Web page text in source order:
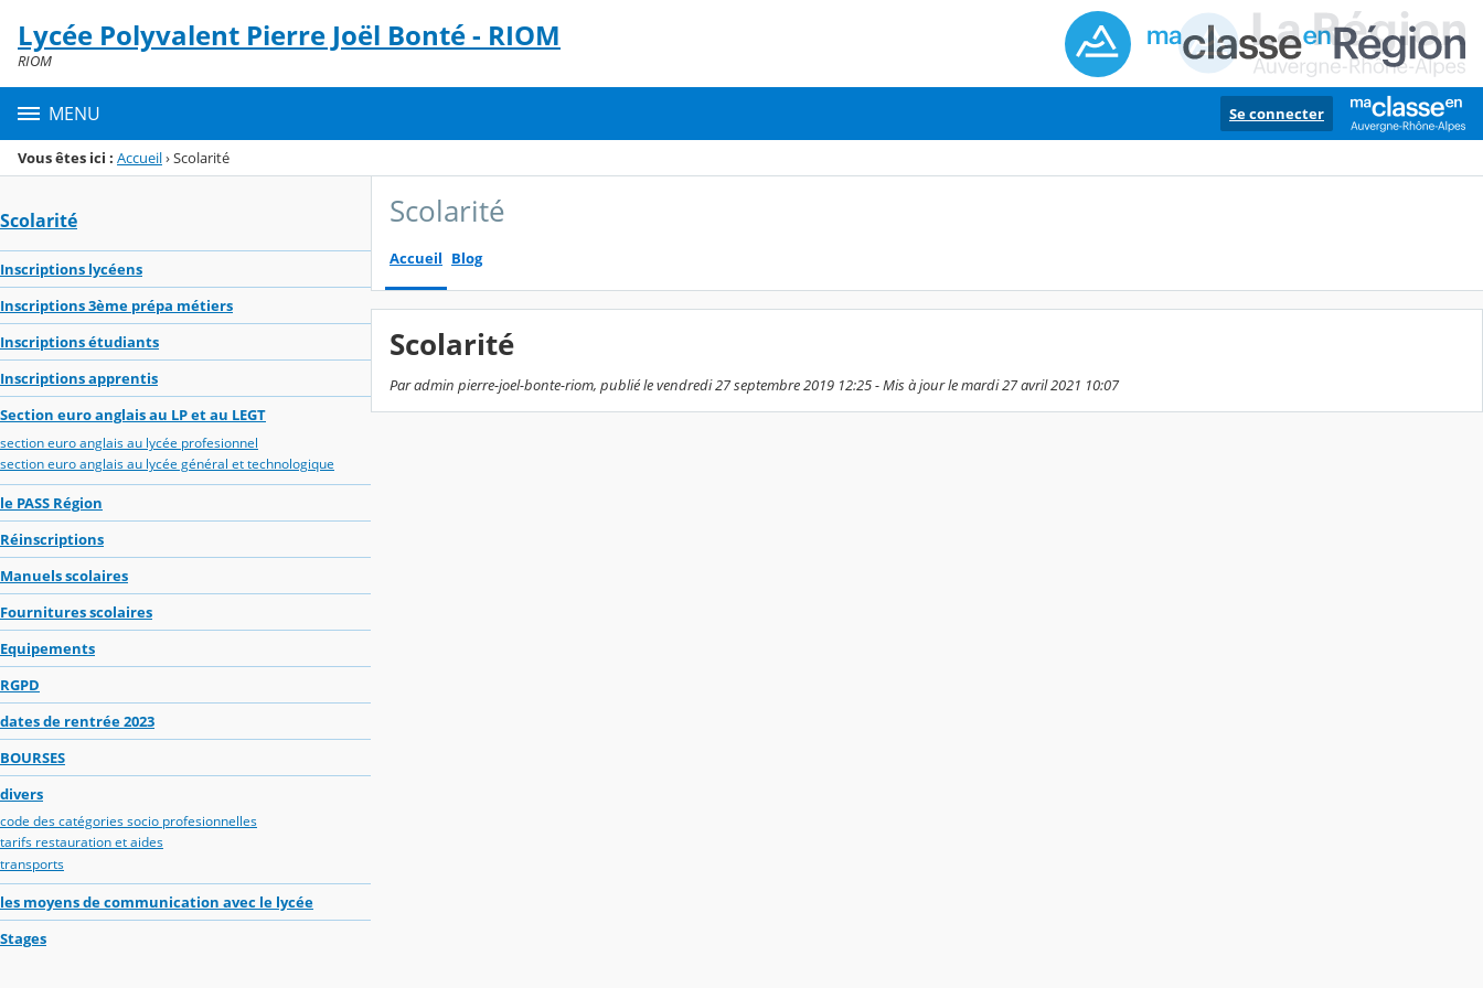
Menu de la rubrique
Contenu
Lycée Polyvalent Pierre Joël Bonté - RIOM
RIOM
MENU Se connecter
Vous êtes ici : Accueil›Scolarité
Scolarité
Inscriptions lycéens
Inscriptions 3ème prépa métiers
Inscriptions étudiants
Inscriptions apprentis
Section euro anglais au LP et au LEGT
section euro anglais au lycée profesionnel
section euro anglais au lycée général et technologique
le PASS Région
Réinscriptions
Manuels scolaires
Fournitures scolaires
Equipements
RGPD
dates de rentrée 2023
BOURSES
divers
code des catégories socio profesionnelles
tarifs restauration et aides
transports
les moyens de communication avec le lycée
Stages
Scolarité
Accueil Blog
Scolarité
Par admin pierre-joel-bonte-riom, publié le vendredi 27 septembre 2019 12:25 - Mis à jour le mardi 27 avril 2021 10:07